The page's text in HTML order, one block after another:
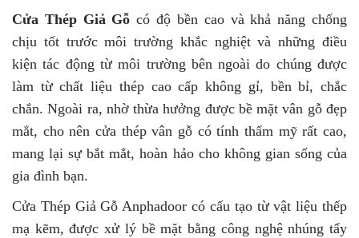
Cửa Thép Giả Gỗ có độ bền cao và khả năng chống
chịu tốt trước môi trường khắc nghiệt và những điều
kiện tác động từ môi trường bên ngoài do chúng được
làm từ chất liệu thép cao cấp không gỉ, bền bỉ, chắc
chắn. Ngoài ra, nhờ thừa hưởng được bề mặt vân gỗ đẹp
mắt, cho nên cửa thép vân gỗ có tính thẩm mỹ rất cao,
mang lại sự bắt mắt, hoàn hảo cho không gian sống của
gia đình bạn.
Cửa Thép Giả Gỗ Anphadoor có cấu tạo từ vật liệu thếp
mạ kẽm, được xử lý bề mặt bằng công nghệ nhúng tẩy